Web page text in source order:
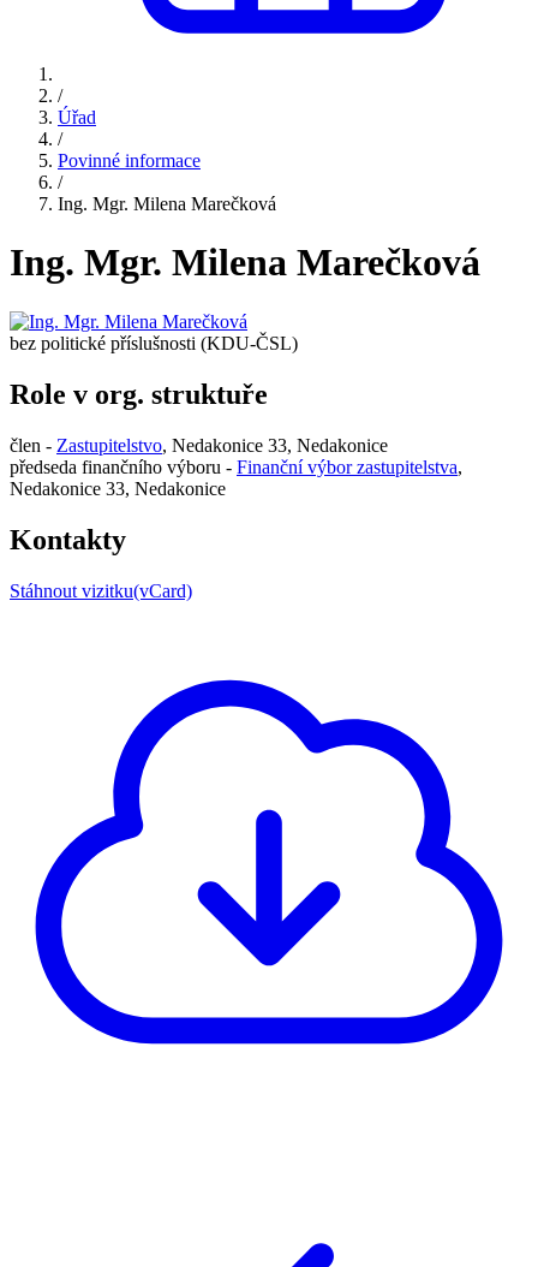
/
Úřad
/
Povinné informace
/
Ing. Mgr. Milena Marečková
Ing. Mgr. Milena Marečková
bez politické příslušnosti (KDU-ČSL)
Role v org. struktuře
člen - Zastupitelstvo, Nedakonice 33, Nedakonice
předseda finančního výboru - Finanční výbor zastupitelstva,
Nedakonice 33, Nedakonice
Kontakty
Stáhnout vizitku(vCard)